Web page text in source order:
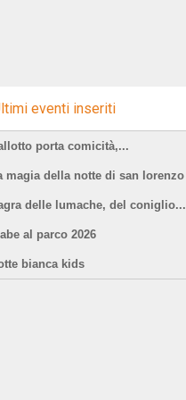
eventi inseriti
porta comicità,...
magia della notte di san lorenzo
delle lumache, del coniglio...
al parco 2026
bianca kids